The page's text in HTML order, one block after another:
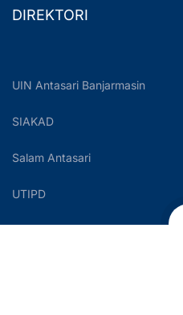
DIREKTORI
UIN Antasari Banjarmasin
SIAKAD
Salam Antasari
UTIPD